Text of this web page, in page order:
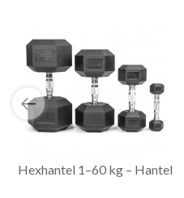
Hexhantel 1–60 kg – Hantel